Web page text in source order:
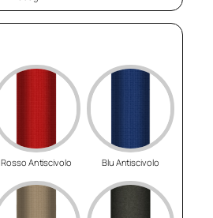
Rosso Antiscivolo Blu Antiscivolo